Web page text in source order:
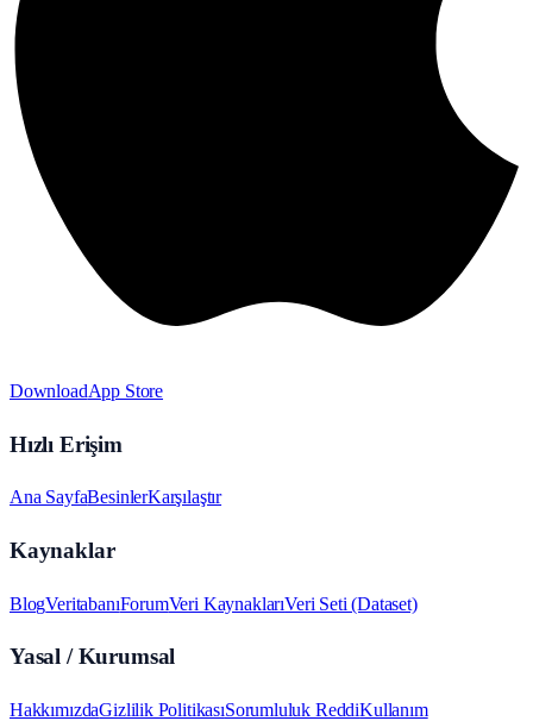
DownloadApp Store
Hızlı Erişim
Ana SayfaBesinlerKarşılaştır
Kaynaklar
BlogVeritabanıForumVeri KaynaklarıVeri Seti (Dataset)
Yasal / Kurumsal
HakkımızdaGizlilik PolitikasıSorumluluk ReddiKullanım